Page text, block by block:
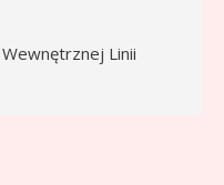
Linii